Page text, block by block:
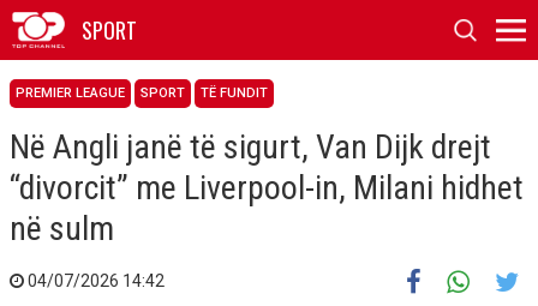
SPORT
PREMIER LEAGUE SPORT TË FUNDIT
Në Angli janë të sigurt, Van Dijk drejt
“divorcit” me Liverpool-in, Milani hidhet
në sulm
04/07/2026 14:42